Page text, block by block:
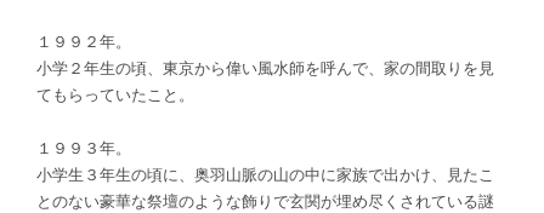
１９９２年。
小学２年生の頃、 東京から偉い風水師を呼んで、家の間取りを見
てもらっていたこと。
１９９３年。
小学生３年生の頃に、奥羽山脈の山の中に家族で出かけ、見たこ
とのない豪華な祭壇のような飾りで玄関が埋め尽くされている謎